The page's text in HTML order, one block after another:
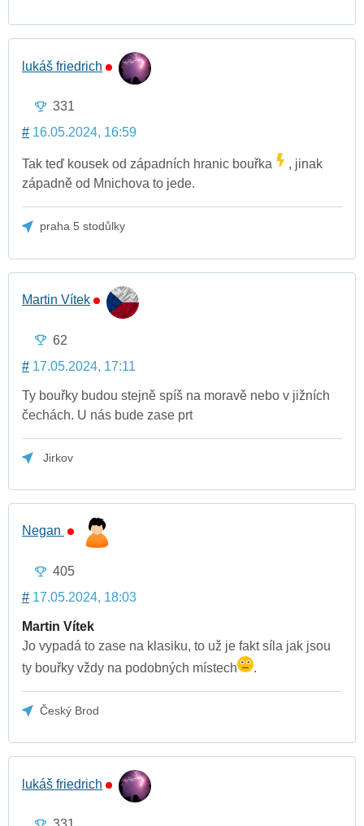
lukáš friedrich
331
# 16.05.2024, 16:59
Tak teď kousek od západních hranic bouřka
, jinak
západně od Mnichova to jede.
praha 5 stodůlky
Martin Vítek
62
# 17.05.2024, 17:11
Ty bouřky budou stejně spíš na moravě nebo v jižních
čechách. U nás bude zase prt
Jirkov
Negan
405
# 17.05.2024, 18:03
Martin Vítek
Jo vypadá to zase na klasiku, to už je fakt síla jak jsou
ty bouřky vždy na podobných místech
.
Český Brod
lukáš friedrich